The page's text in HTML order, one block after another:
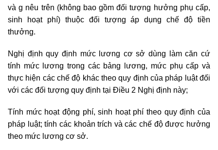
và g nêu trên (không bao gồm đối tượng hưởng phụ cấp,
sinh hoạt phí) thuộc đối tượng áp dụng chế độ tiền
thưởng.
Nghị định quy định mức lương cơ sở dùng làm căn cứ
tính mức lương trong các bảng lương, mức phụ cấp và
thực hiện các chế độ khác theo quy định của pháp luật đối
với các đối tượng quy định tại Điều 2 Nghị định này;
Tính mức hoạt động phí, sinh hoạt phí theo quy định của
pháp luật; tính các khoản trích và các chế độ được hưởng
theo mức lương cơ sở.